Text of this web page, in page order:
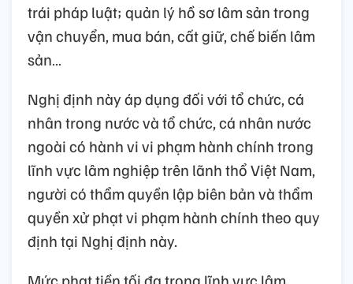
trái pháp luật; quản lý hồ sơ lâm sản trong
vận chuyển, mua bán, cất giữ, chế biến lâm
sản…
Nghị định này áp dụng đối với tổ chức, cá
nhân trong nước và tổ chức, cá nhân nước
ngoài có hành vi vi phạm hành chính trong
lĩnh vực lâm nghiệp trên lãnh thổ Việt Nam,
người có thẩm quyền lập biên bản và thẩm
quyền xử phạt vi phạm hành chính theo quy
định tại Nghị định này.